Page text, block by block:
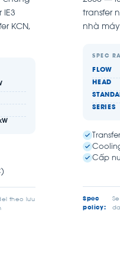
IE3
KCN,
theo lưu
transfer
nhà
SPEC
FLOW
HEAD
SERIES
Cấp
Spec
policy: